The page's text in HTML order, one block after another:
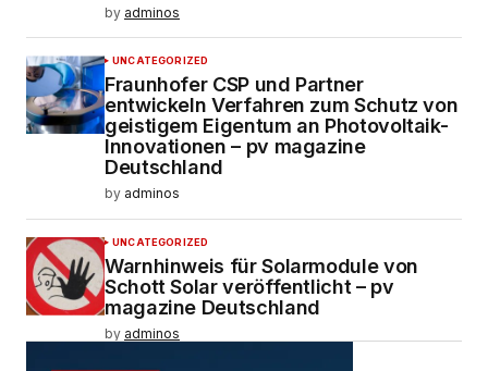
by adminos
UNCATEGORIZED
Fraunhofer CSP und Partner
entwickeln Verfahren zum Schutz von
geistigem Eigentum an Photovoltaik-
Innovationen – pv magazine
Deutschland
by adminos
UNCATEGORIZED
Warnhinweis für Solarmodule von
Schott Solar veröffentlicht – pv
magazine Deutschland
by adminos